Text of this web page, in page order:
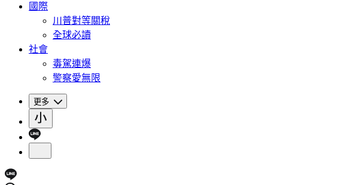
國際
川普對等關稅
全球必讀
社會
毒駕連爆
警察愛無限
更多